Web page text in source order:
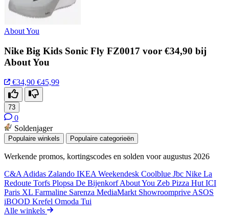
About You
Nike Big Kids Sonic Fly FZ0017 voor €34,90 bij
About You
€34,90 €45,99
73
0
Soldenjager
Populaire winkels Populaire categorieën
Werkende promos, kortingscodes en solden voor augustus 2026
C&A Adidas Zalando IKEA Weekendesk Coolblue Jbc Nike La
Redoute Torfs Plopsa De BijenkorfAbout You Zeb Pizza Hut ICI
Paris XL Farmaline Sarenza MediaMarkt Showroomprive ASOS
iBOOD Krefel Omoda Tui
Alle winkels